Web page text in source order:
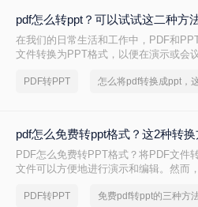
pdf怎么转ppt？可以试试这二种方
在我们的日常生活和工作中，PDF和
文件转换为PPT格式，以便在演示或会
PDF转PPT
pdf怎么免费转ppt格式？这2种转换
PDF怎么免费转PPT格式？将PDF文件
文件可以方便地进行演示和编辑。然而
您实现这一目标。
PDF转PPT 免费pdf转ppt的三种方